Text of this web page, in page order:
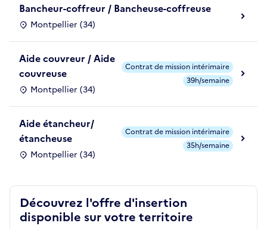
Bancheur-coffreur / Bancheuse-coffreuse
Montpellier (34)
Aide couvreur / Aide
couvreuse
Montpellier (34)
Contrat de mission intérimaire
39h/semaine
Aide étancheur/
étancheuse
Montpellier (34)
Contrat de mission intérimaire
35h/semaine
Découvrez l'offre d'insertion
disponible sur votre territoire